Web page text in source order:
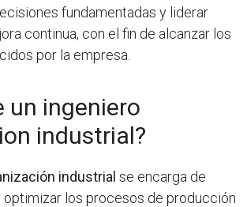
fundamentadas y liderar
continua, con el fin de alcanzar los
por la empresa.
un ingeniero
industrial?
industrial se encarga de
optimizar los procesos de producción